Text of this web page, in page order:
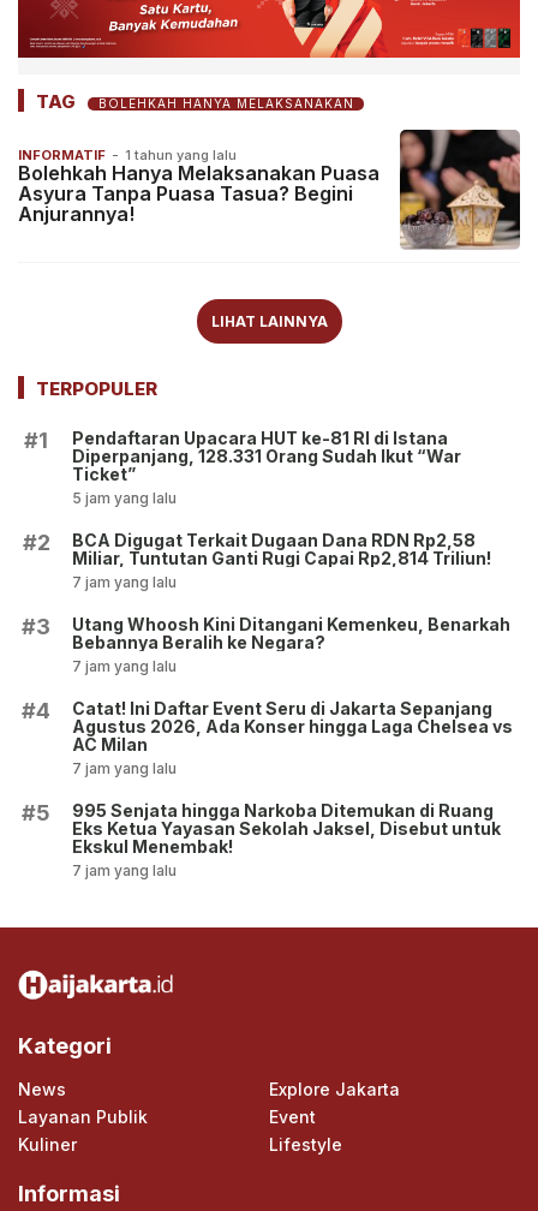
TAG BOLEHKAH HANYA MELAKSANAKAN
INFORMATIF - 1 tahun yang lalu
Bolehkah Hanya Melaksanakan Puasa
Asyura Tanpa Puasa Tasua? Begini
Anjurannya!
LIHAT LAINNYA
TERPOPULER
#1
Pendaftaran Upacara HUT ke-81 RI di Istana
Diperpanjang, 128.331 Orang Sudah Ikut “War
Ticket”
5 jam yang lalu
#2
BCA Digugat Terkait Dugaan Dana RDN Rp2,58
Miliar, Tuntutan Ganti Rugi Capai Rp2,814 Triliun!
7 jam yang lalu
#3
Utang Whoosh Kini Ditangani Kemenkeu, Benarkah
Bebannya Beralih ke Negara?
7 jam yang lalu
#4
Catat! Ini Daftar Event Seru di Jakarta Sepanjang
Agustus 2026, Ada Konser hingga Laga Chelsea vs
AC Milan
7 jam yang lalu
#5
995 Senjata hingga Narkoba Ditemukan di Ruang
Eks Ketua Yayasan Sekolah Jaksel, Disebut untuk
Ekskul Menembak!
7 jam yang lalu
Kategori
News
Explore Jakarta
Layanan Publik
Event
Kuliner
Lifestyle
Informasi